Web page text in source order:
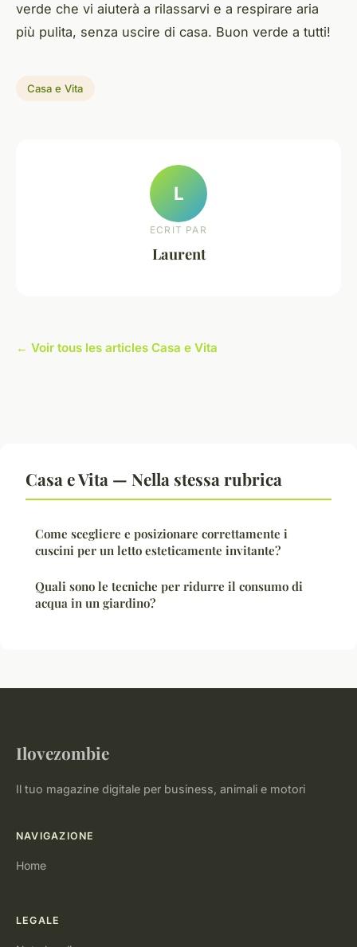
verde che vi aiuterà a rilassarvi e a respirare aria
più pulita, senza uscire di casa. Buon verde a tutti!
Casa e Vita
L
ECRIT PAR
Laurent
← Voir tous les articles Casa e Vita
Casa e Vita — Nella stessa rubrica
Come scegliere e posizionare correttamente i
cuscini per un letto esteticamente invitante?
Quali sono le tecniche per ridurre il consumo di
acqua in un giardino?
Ilovezombie
Il tuo magazine digitale per business, animali e motori
NAVIGAZIONE
Home
LEGALE